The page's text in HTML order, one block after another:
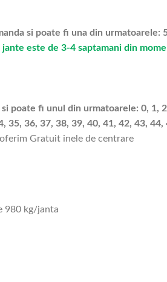
si poate fi una din
este de 3-4 saptamani din
poate fi unul din urmatoarele: 0, 1,
35, 36, 37, 38, 39, 40, 41, 42, 43,
Gratuit inele de centrare
980 kg/janta